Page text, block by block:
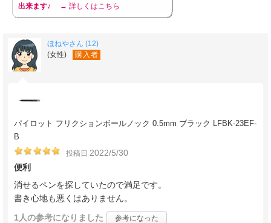
出来ます♪
→ 詳しくはこちら
ほねやさん (12)
(女性)
購入者
パイロット フリクションボールノック 0.5mm ブラック LFBK-23EF-
B
投稿日 2022/5/30
便利
消せるペンを探していたので満足です。
書き心地も悪くはありません。
1人の参考になりました 参考になった